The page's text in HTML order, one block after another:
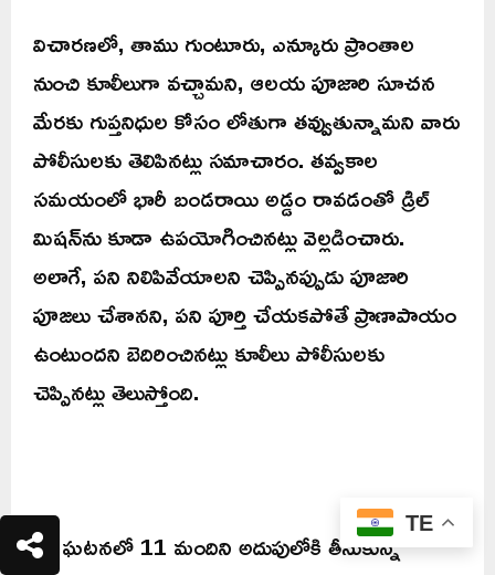
విచారణలో, తాము గుంటూరు, ఎన్కూరు ప్రాంతాల
నుంచి కూలీలుగా వచ్చామని, ఆలయ పూజారి సూచన
మేరకు గుప్తనిధుల కోసం లోతుగా తవ్వుతున్నామని వారు
పోలీసులకు తెలిపినట్లు సమాచారం. తవ్వకాల
సమయంలో భారీ బండరాయి అడ్డం రావడంతో డ్రిల్
మిషన్‌ను కూడా ఉపయోగించినట్లు వెల్లడించారు.
అలాగే, పని నిలిపివేయాలని చెప్పినప్పుడు పూజారి
పూజలు చేశానని, పని పూర్తి చేయకపోతే ప్రాణాపాయం
ఉంటుందని బెదిరించినట్లు కూలీలు పోలీసులకు
చెప్పినట్లు తెలుస్తోంది.
ఈ ఘటనలో 11 మందిని అదుపులోకి తీసుకున్న
TE